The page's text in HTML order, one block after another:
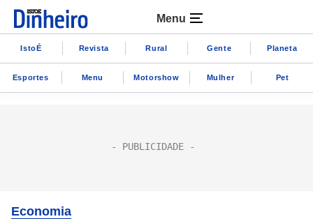
Menu
IstoÉ Revista Rural Gente Planeta
Esportes Menu Motorshow Mulher Pet
Economia